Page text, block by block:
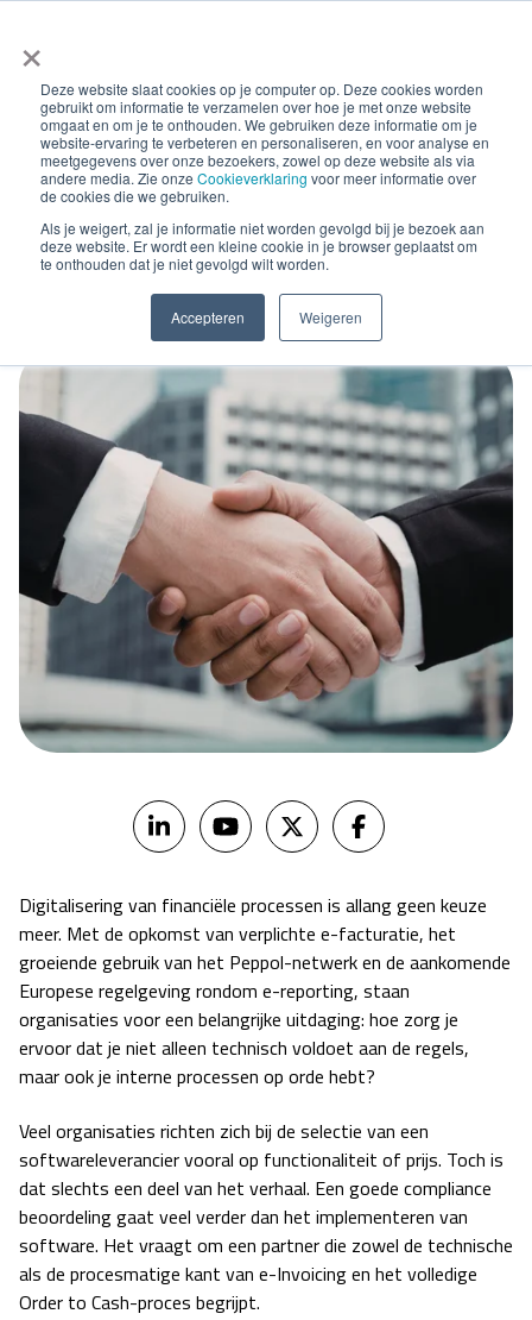
×
Deze website slaat cookies op je computer op. Deze cookies worden
gebruikt om informatie te verzamelen over hoe je met onze website
omgaat en om je te onthouden. We gebruiken deze informatie om je
website-ervaring te verbeteren en personaliseren, en voor analyse en
meetgegevens over onze bezoekers, zowel op deze website als via
andere media. Zie onze Cookieverklaring voor meer informatie over
de cookies die we gebruiken.
Als je weigert, zal je informatie niet worden gevolgd bij je bezoek aan
deze website. Er wordt een kleine cookie in je browser geplaatst om
te onthouden dat je niet gevolgd wilt worden.
Accepteren Weigeren
Blog Posts
Hoe kies je een compliance
partner voor e-Invoicing?
Digitalisering van financiële processen is allang geen keuze
meer. Met de opkomst van verplichte e-facturatie, het
groeiende gebruik van het Peppol-netwerk en de aankomende
Europese regelgeving rondom e-reporting, staan
organisaties voor een belangrijke uitdaging: hoe zorg je
ervoor dat je niet alleen technisch voldoet aan de regels,
maar ook je interne processen op orde hebt?
Veel organisaties richten zich bij de selectie van een
softwareleverancier vooral op functionaliteit of prijs. Toch is
dat slechts een deel van het verhaal. Een goede compliance
beoordelinggaat veel verder dan het implementeren van
software. Het vraagt om een partner die zowel de technische
als de procesmatige kant van e-Invoicing en het volledige
Order to Cash-proces begrijpt.